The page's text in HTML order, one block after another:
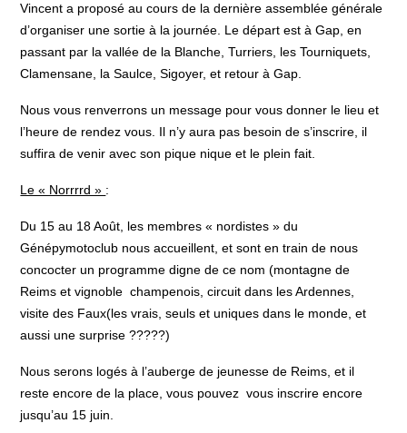
Vincent a proposé au cours de la dernière assemblée générale
d’organiser une sortie à la journée. Le départ est à Gap, en
passant par la vallée de la Blanche, Turriers, les Tourniquets,
Clamensane, la Saulce, Sigoyer, et retour à Gap.
Nous vous renverrons un message pour vous donner le lieu et
l’heure de rendez vous. Il n’y aura pas besoin de s’inscrire, il
suffira de venir avec son pique nique et le plein fait.
Le « Norrrrd » :
Du 15 au 18 Août, les membres « nordistes » du
Génépymotoclub nous accueillent, et sont en train de nous
concocter un programme digne de ce nom (montagne de
Reims et vignoble champenois, circuit dans les Ardennes,
visite des Faux(les vrais, seuls et uniques dans le monde, et
aussi une surprise ?????)
Nous serons logés à l’auberge de jeunesse de Reims, et il
reste encore de la place, vous pouvez vous inscrire encore
jusqu’au 15 juin.